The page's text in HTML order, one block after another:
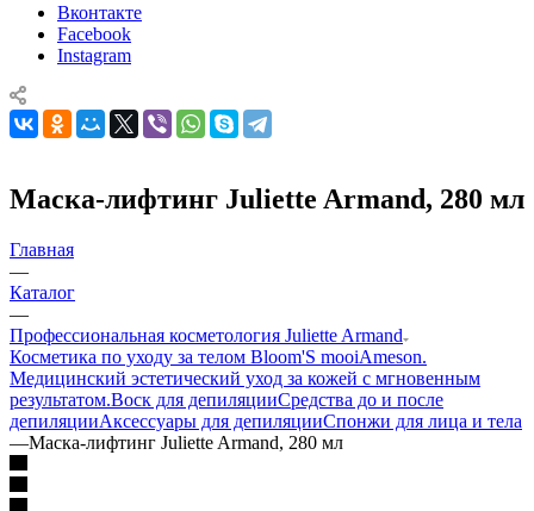
Вконтакте
Facebook
Instagram
Маска-лифтинг Juliette Armand, 280 мл
Главная
—
Каталог
—
Профессиональная косметология Juliette Armand
Косметика по уходу за телом Bloom'S mooiAmeson.
Медицинский эстетический уход за кожей с мгновенным
результатом.Воск для депиляцииСредства до и после
депиляцииАксессуары для депиляцииСпонжи для лица и тела
—Маска-лифтинг Juliette Armand, 280 мл